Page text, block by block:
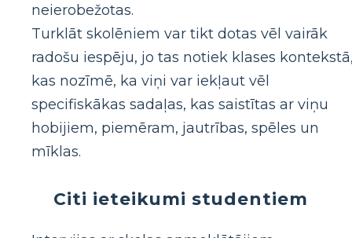
neierobežotas.
Turklāt skolēniem var tikt dotas vēl vairāk
radošu iespēju, jo tas notiek klases
kas nozīmē, ka viņi var iekļaut vēl
specifiskākas sadaļas, kas saistītas ar viņu
hobijiem, piemēram, jautrības, spēles un
mīklas.
Citi ieteikumi studentiem